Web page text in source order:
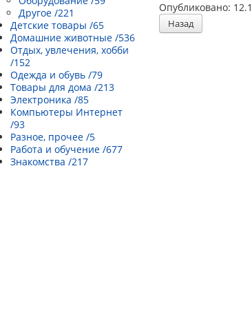
Другое /221
Детские товары /65
Домашние животные /536
Отдых, увлечения, хобби
/152
Одежда и обувь /79
Товары для дома /213
Электроника /85
Компьютеры Интернет
/93
Разное, прочее /5
Работа и обучение /677
Знакомства /217
Опубликовано:
Назад